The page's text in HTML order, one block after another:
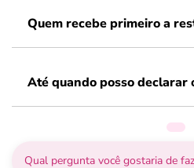
Quem recebe primeiro a
Até quando posso declarar